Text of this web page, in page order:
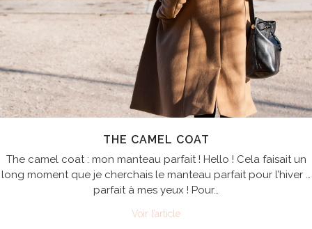
THE CAMEL COAT
The camel coat : mon manteau parfait ! Hello ! Cela faisait un
long moment que je cherchais le manteau parfait pour l’hiver …
parfait à mes yeux ! Pour…
Voir l’article